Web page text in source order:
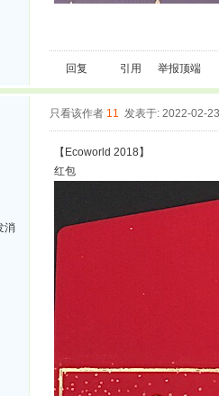
回复 引用 举报顶端
消
只看该作者 11 发表于: 2022-02-23
【Ecoworld 2018】
红包